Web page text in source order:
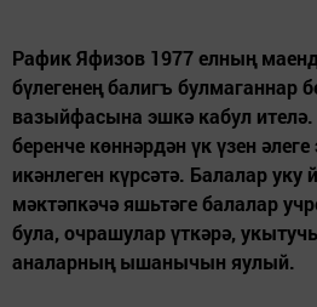
Рафик Яфизов 1977 елның
бүлегенең балигъ булмаганнар
вазыйфасына эшкә кабул
беренче көннәрдән үк үзен
икәнлеген күрсәтә. Балалар
мәктәпкәчә яшьтәге балалар
була, очрашулар үткәрә,
аналарның ышанычын яулый.